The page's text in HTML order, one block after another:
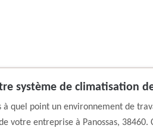
système de climatisation
à quel point un environnement de
votre entreprise à Panossas, 38460.